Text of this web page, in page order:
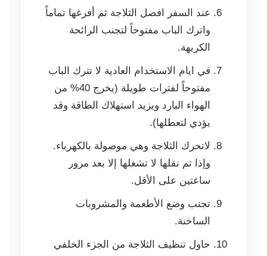
عند السفر افصل الثلاجة ثم أفرغها تماماً
واترك الباب مفتوحاً لتجنب الرائحة
الكريهة.
في ايام الاستخدام العادية لا تترك الباب
مفتوحاً لفترات طويلة (يخرج 40% من
الهواء البارد ويزيد استهلاك الطاقة وقد
يؤدي لتعطلها).
لاتحرك الثلاجة وهي موصولة بالكهرباء.
وإذا تم نقلها لا تشغلها إلا بعد مرور
ساعتين على الأقل.
تجنب وضع الأطعمة والمشروبات
الساخنة.
حاول تنظيف الثلاجة من الجزء الخلفي